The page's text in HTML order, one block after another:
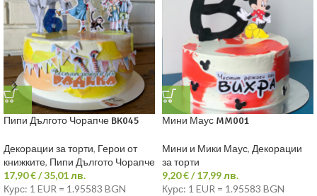
Пипи Дългото Чорапче BK045
Декорации за торти, Герои от
книжките, Пипи Дългото Чорапче
17,90€/ 35,01 лв.
Курс: 1 EUR = 1.95583 BGN
Мини Маус MM001
Мини и Мики Маус, Декорации
за торти
9,20€/ 17,99 лв.
Курс: 1 EUR = 1.95583 BGN